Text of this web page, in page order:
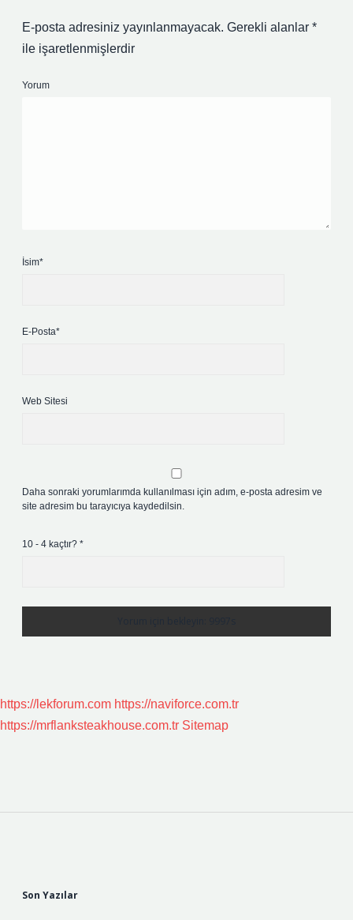
E-posta adresiniz yayınlanmayacak. Gerekli alanlar *
ile işaretlenmişlerdir
Yorum
İsim*
E-Posta*
Web Sitesi
Daha sonraki yorumlarımda kullanılması için adım, e-posta adresim ve
site adresim bu tarayıcıya kaydedilsin.
10 - 4 kaçtır? *
https://lekforum.com https://naviforce.com.tr
https://mrflanksteakhouse.com.tr Sitemap
Son Yazılar